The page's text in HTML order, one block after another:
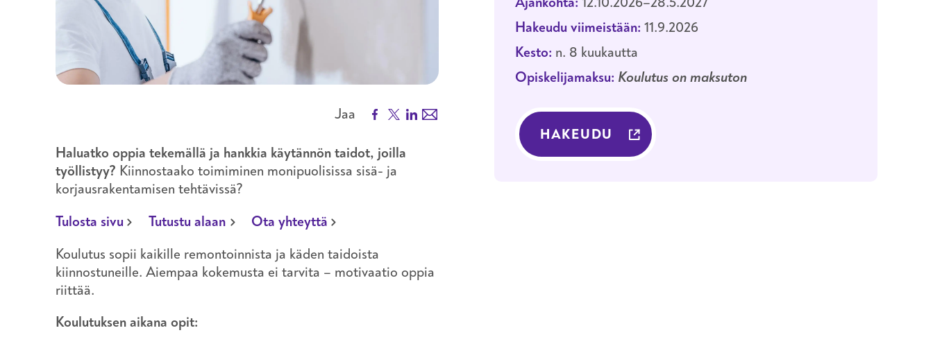
välinehuolto
työturvallisuus
vartiointi ja järjestyksenvalvonta
uravalmennus
Jaa Facebook
X LinkedIn
Email
Haluatko oppia tekemällä ja hankkia käytännön taidot, joilla
työllistyy? Kiinnostaako toimiminen monipuolisissa sisä- ja
korjausrakentamisen tehtävissä?
Tulosta sivu
Tutustu alaan
Ota yhteyttä
Koulutus sopii kaikille remontoinnista ja käden taidoista
kiinnostuneille. Aiempaa kokemusta ei tarvita – motivaatio oppia
riittää.
Koulutuksen aikana opit:
Hakeudu viimeistään: 11.9.2026
Kesto: n. 8 kuukautta
Opiskelijamaksu: Koulutus on maksuton
HAKEUDU KOULUTUKSEEN SISÄPINTOJEN